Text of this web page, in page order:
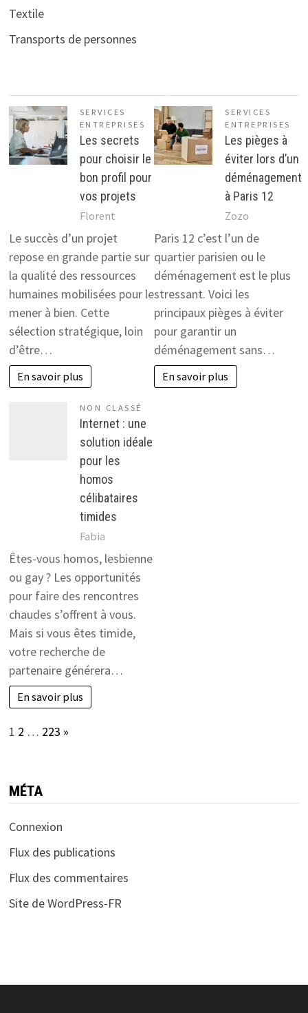
Textile
Transports de personnes
SERVICES
ENTREPRISES
Les secrets
pour choisir le
bon profil pour
vos projets
Florent
Le succès d’un projet
repose en grande partie sur
la qualité des ressources
humaines mobilisées pour le
mener à bien. Cette
sélection stratégique, loin
d’être…
En savoir plus
SERVICES
ENTREPRISES
Les pièges à
éviter lors d’un
déménagement
à Paris 12
Zozo
Paris 12 c’est l’un de
quartier parisien ou le
déménagement est le plus
stressant. Voici les
principaux pièges à éviter
pour garantir un
déménagement sans…
En savoir plus
NON CLASSÉ
Internet : une
solution idéale
pour les
homos
célibataires
timides
Fabia
Êtes-vous homos, lesbienne
ou gay ? Les opportunités
pour faire des rencontres
chaudes s’offrent à vous.
Mais si vous êtes timide,
votre recherche de
partenaire générera…
En savoir plus
Page:
1 2 … 223 Next
»
MÉTA
Connexion
Flux des publications
Flux des commentaires
Site de WordPress-FR